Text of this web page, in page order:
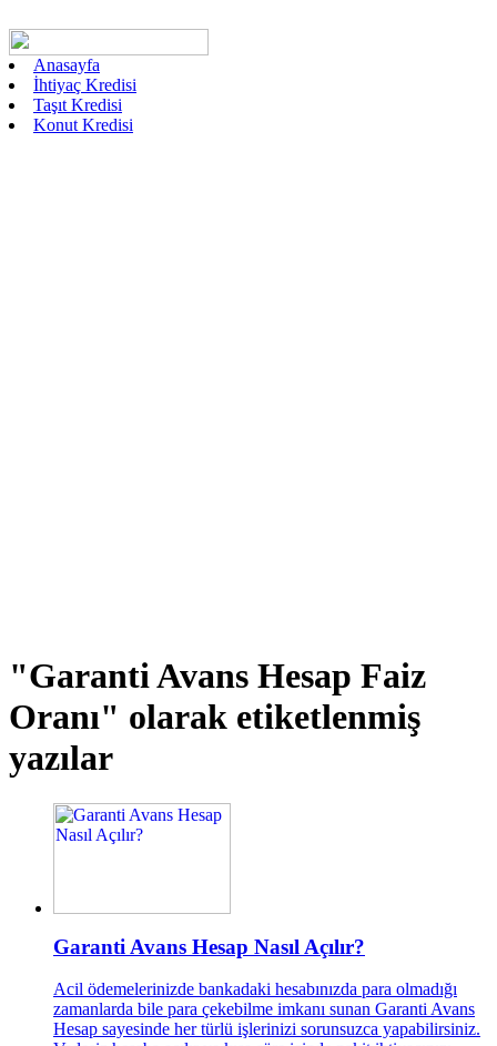
Anasayfa
İhtiyaç Kredisi
Taşıt Kredisi
Konut Kredisi
"Garanti Avans Hesap Faiz
Oranı" olarak etiketlenmiş
yazılar
Garanti Avans Hesap Nasıl Açılır?
Acil ödemelerinizde bankadaki hesabınızda para olmadığı
zamanlarda bile para çekebilme imkanı sunan Garanti Avans
Hesap sayesinde her türlü işlerinizi sorunsuzca yapabilirsiniz.